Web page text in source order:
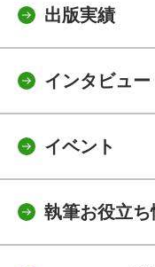
出版実績
インタビュー
イベント
執筆お役立ち